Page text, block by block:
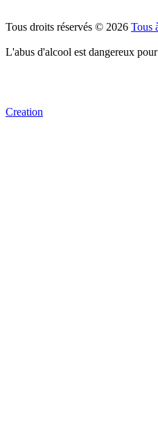
Tous droits réservés © 2026 Tous
L'abus d'alcool est dangereux
Creation